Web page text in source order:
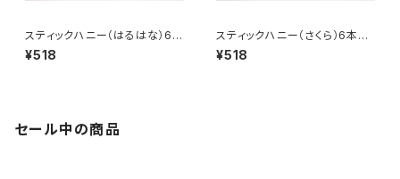
スティックハニー（はるはな）6本
入り
¥518
スティックハニー（さくら）6本入
り
¥518
セール中の商品